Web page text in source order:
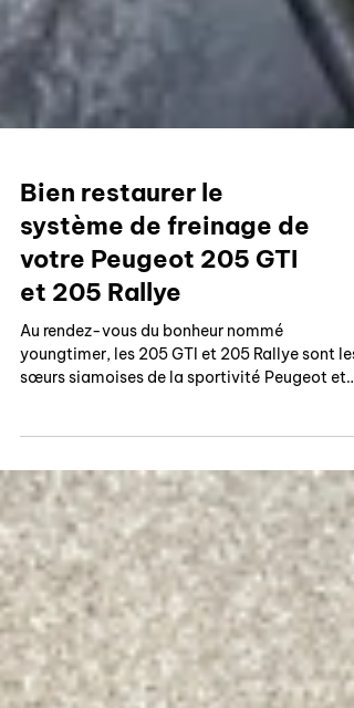
Bien restaurer le
système de freinage de
votre Peugeot 205 GTI
Au rendez-vous du bonheur nommé
sœurs siamoises de la sportivité Peugeot et
icônes incontestées des années 1980 et 1990.
Mais à plaisir de conduite inégalé se mêlent
encore très souvent les affres d’une
malmenée par le temps. Lors de votre
inspection avant achat ou dans la logique
d’une remise en état digne de sa réputation, le
système de freinage des 205 GTI et 205 Rallye
mérite une attention toute particulière. À tel